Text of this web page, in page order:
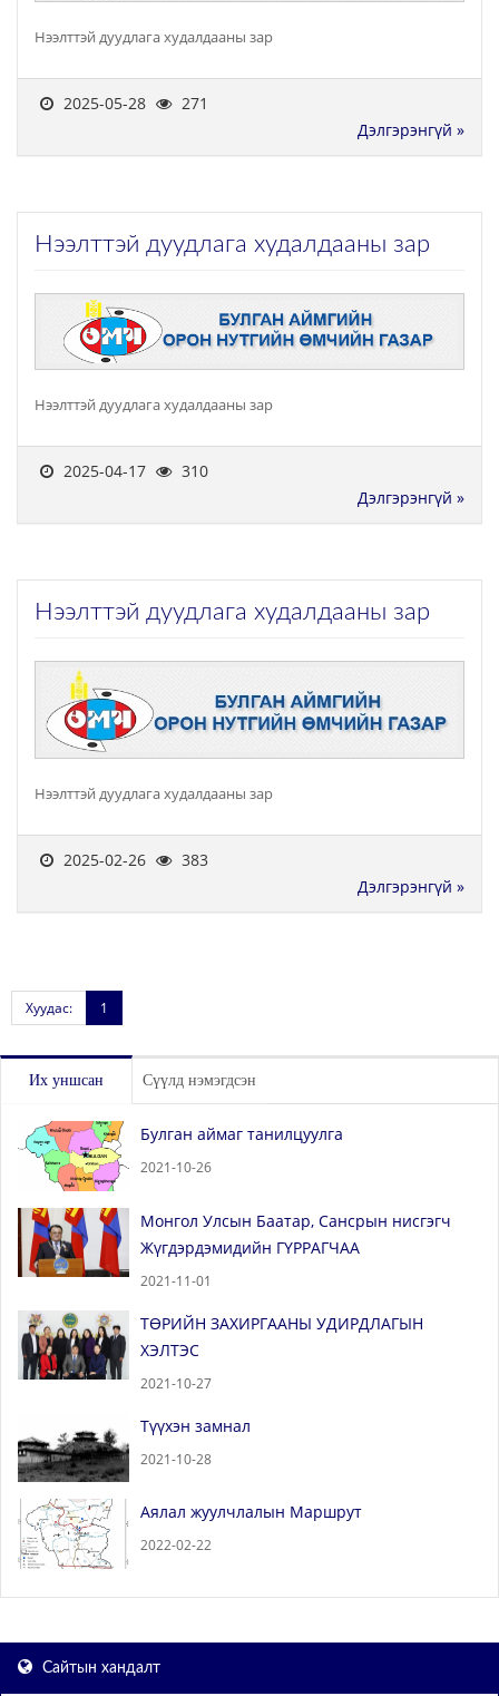
Нээлттэй дуудлага худалдааны зар
2025-05-28
271
Дэлгэрэнгүй »
Нээлттэй дуудлага худалдааны зар
Нээлттэй дуудлага худалдааны зар
2025-04-17
310
Дэлгэрэнгүй »
Нээлттэй дуудлага худалдааны зар
Нээлттэй дуудлага худалдааны зар
2025-02-26
383
Дэлгэрэнгүй »
Хуудас: 1
Их уншсан Сүүлд нэмэгдсэн
Булган аймаг танилцуулга
2021-10-26
Монгол Улсын Баатар, Сансрын нисгэгч
Жүгдэрдэмидийн ГҮРРАГЧАА
2021-11-01
ТӨРИЙН ЗАХИРГААНЫ УДИРДЛАГЫН
ХЭЛТЭС
2021-10-27
Түүхэн замнал
2021-10-28
Аялал жуулчлалын Маршрут
2022-02-22
Сайтын хандалт